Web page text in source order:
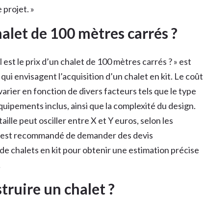
projet. »
de 100 mètres carrés ?
le prix d’un chalet de 100 mètres carrés ? » est
envisagent l’acquisition d’un chalet en kit. Le coût
en fonction de divers facteurs tels que le type
inclus, ainsi que la complexité du design.
peut osciller entre X et Y euros, selon les
recommandé de demander des devis
chalets en kit pour obtenir une estimation précise
un chalet ?